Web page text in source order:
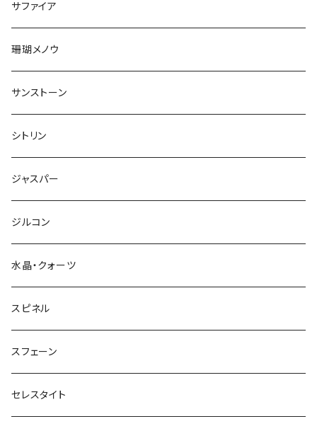
サファイア
珊瑚メノウ
サンストーン
シトリン
ジャスパー
ジルコン
水晶・クォーツ
スピネル
スフェーン
セレスタイト